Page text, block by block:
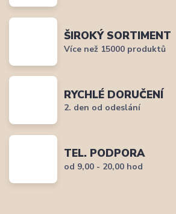
ŠIROKÝ SORTIMENT
Více než 15000 produktů
RYCHLÉ DORUČENÍ
2. den od odeslání
TEL. PODPORA
od 9,00 - 20,00 hod